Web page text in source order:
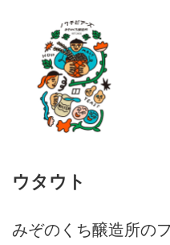
ウタウト
みぞのくち醸造所の